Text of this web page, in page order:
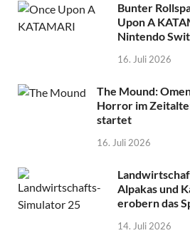
Bunter
Upon A
Nintendo
16. Juli 2026
The Mound:
Horror im
startet
16. Juli 2026
Alpakas und
erobern das
14. Juli 2026